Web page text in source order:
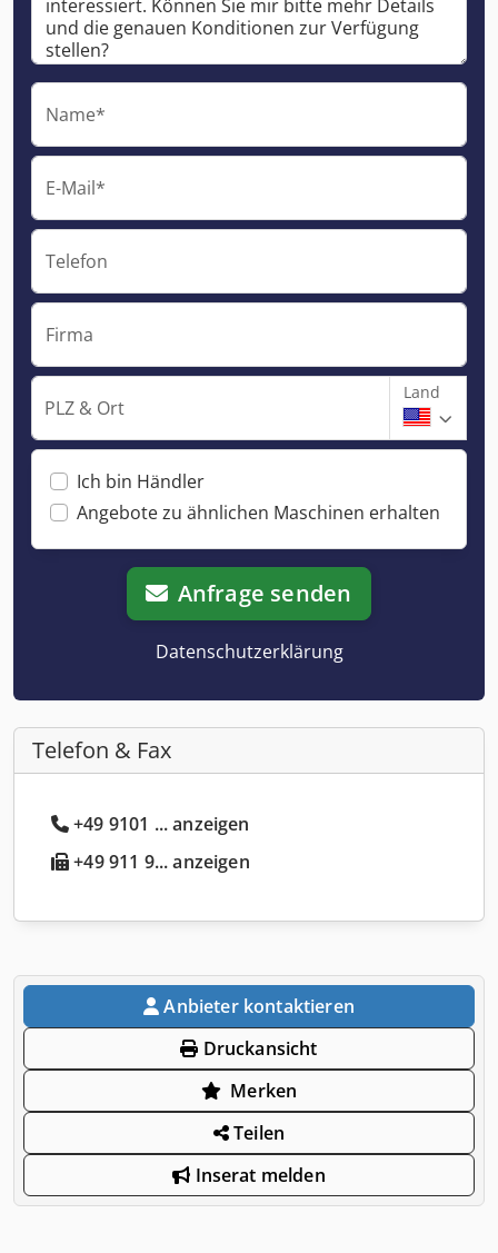
Name*
E-Mail*
Telefon
Firma
PLZ & Ort
Land
Ich bin Händler
Angebote zu ähnlichen Maschinen erhalten
Anfrage senden
Datenschutzerklärung
Telefon & Fax
+49 9101 ... anzeigen
+49 911 9... anzeigen
Anbieter kontaktieren
Druckansicht
Merken
Teilen
Inserat melden